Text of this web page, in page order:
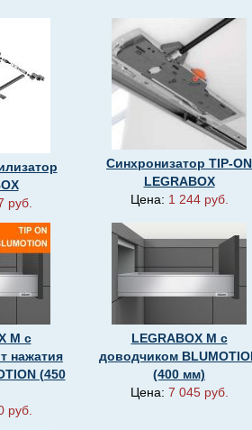
руб.
Синхронизатор TIP-ON
LEGRABOX
Цена: 1 244 руб.
M с
нажатия
(450
руб.
LEGRABOX M с
доводчиком
(400 мм)
Цена: 7 045 руб.